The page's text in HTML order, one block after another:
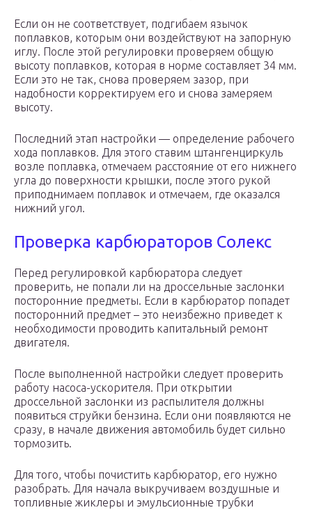
Если он не соответствует, подгибаем язычок
поплавков, которым они воздействуют на запорную
иглу. После этой регулировки проверяем общую
высоту поплавков, которая в норме составляет 34 мм.
Если это не так, снова проверяем зазор, при
надобности корректируем его и снова замеряем
высоту.
Последний этап настройки — определение рабочего
хода поплавков. Для этого ставим штангенциркуль
возле поплавка, отмечаем расстояние от его нижнего
угла до поверхности крышки, после этого рукой
приподнимаем поплавок и отмечаем, где оказался
нижний угол.
Проверка карбюраторов Солекс
Перед регулировкой карбюратора следует
проверить, не попали ли на дроссельные заслонки
посторонние предметы. Если в карбюратор попадет
посторонний предмет – это неизбежно приведет к
необходимости проводить капитальный ремонт
двигателя.
После выполненной настройки следует проверить
работу насоса-ускорителя. При открытии
дроссельной заслонки из распылителя должны
появиться струйки бензина. Если они появляются не
сразу, в начале движения автомобиль будет сильно
тормозить.
Для того, чтобы почистить карбюратор, его нужно
разобрать. Для начала выкручиваем воздушные и
топливные жиклеры и эмульсионные трубки